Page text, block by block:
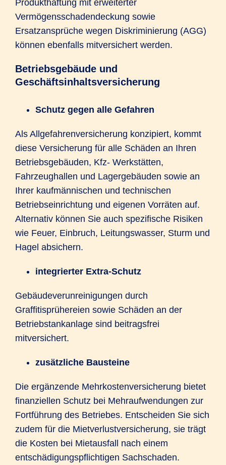
Produkthaftung mit erweiterter
Vermögensschadendeckung sowie
Ersatzansprüche wegen Diskriminierung (AGG)
können ebenfalls mitversichert werden.
Betriebsgebäude und
Geschäftsinhaltsversicherung
Schutz gegen alle Gefahren
Als Allgefahrenversicherung konzipiert, kommt
diese Versicherung für alle Schäden an Ihren
Betriebsgebäuden, Kfz- Werkstätten,
Fahrzeughallen und Lagergebäuden sowie an
Ihrer kaufmännischen und technischen
Betriebseinrichtung und eigenen Vorräten auf.
Alternativ können Sie auch spezifische Risiken
wie Feuer, Einbruch, Leitungswasser, Sturm und
Hagel absichern.
integrierter Extra-Schutz
Gebäudeverunreinigungen durch
Graffitisprühereien sowie Schäden an der
Betriebstankanlage sind beitragsfrei
mitversichert.
zusätzliche Bausteine
Die ergänzende Mehrkostenversicherung bietet
finanziellen Schutz bei Mehraufwendungen zur
Fortführung des Betriebes. Entscheiden Sie sich
zudem für die Mietverlustversicherung, sie trägt
die Kosten bei Mietausfall nach einem
entschädigungspflichtigen Sachschaden.